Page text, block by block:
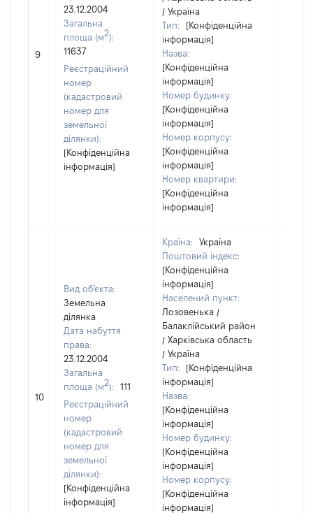
9
23.12.2004
Загальна
площа (м2):
11637
Реєстраційний
номер
(кадастровий
номер для
земельної
ділянки):
[Конфіденційна
інформація]
/ Україна
Тип:
[Конфіденційна
інформація]
Назва:
[Конфіденційна
інформація]
Номер будинку:
[Конфіденційна
інформація]
Номер корпусу:
[Конфіденційна
інформація]
Номер квартири:
[Конфіденційна
інформація]
10
Вид об'єкта:
Земельна
ділянка
Дата набуття
права:
23.12.2004
Загальна
площа (м2):
111
Реєстраційний
номер
(кадастровий
номер для
земельної
ділянки):
[Конфіденційна
інформація]
Країна:
Україна
Поштовий індекс:
[Конфіденційна
інформація]
Населений пункт:
Лозовенька /
Балаклійський район
/ Харківська область
/ Україна
Тип:
[Конфіденційна
інформація]
Назва:
[Конфіденційна
інформація]
Номер будинку:
[Конфіденційна
інформація]
Номер корпусу:
[Конфіденційна
інформація]